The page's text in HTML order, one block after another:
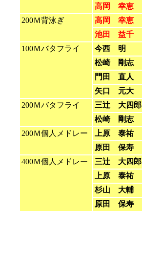
高岡 幸恵
200Ｍ背泳ぎ
高岡 幸恵
池田 益千
100Ｍバタフライ
今西 明
松崎 剛志
門田 直人
矢口 元大
200Ｍバタフライ
三辻 大四郎
松崎 剛志
200Ｍ個人メドレー
上原 泰祐
原田 保寿
400Ｍ個人メドレー
三辻 大四郎
上原 泰祐
杉山 大輔
原田 保寿